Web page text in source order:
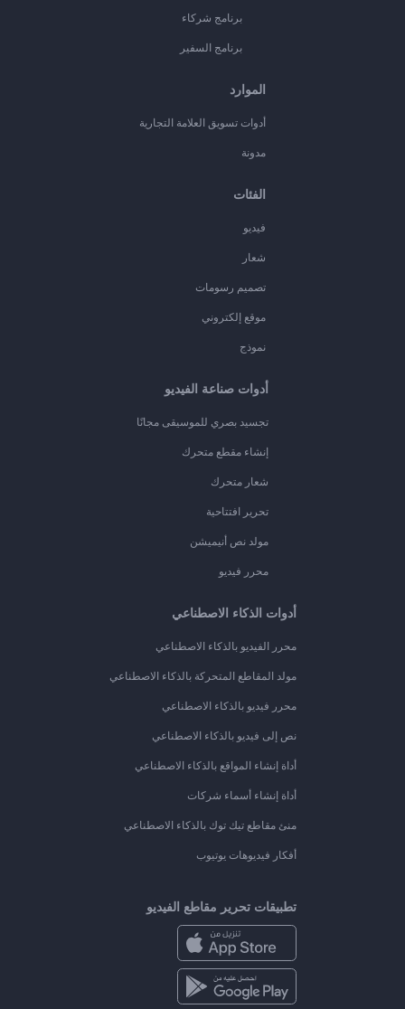
برنامج شركاء
برنامج السفير
الموارد
أدوات تسويق العلامة التجارية
مدونة
الفئات
فيديو
شعار
تصميم رسومات
موقع إلكتروني
نموذج
أدوات صناعة الفيديو
تجسيد بصري للموسيقى مجانًا
إنشاء مقطع متحرك
شعار متحرك
تحرير افتتاحية
مولد نص أنيميشن
محرر فيديو
أدوات الذكاء الاصطناعي
محرر الفيديو بالذكاء الاصطناعي
مولد المقاطع المتحركة بالذكاء الاصطناعي
محرر فيديو بالذكاء الاصطناعي
نص إلى فيديو بالذكاء الاصطناعي
أداة إنشاء المواقع بالذكاء الاصطناعي
أداة إنشاء أسماء شركات
منئ مقاطع تيك توك بالذكاء الاصطناعي
أفكار فيديوهات يوتيوب
تطبيقات تحرير مقاطع الفيديو